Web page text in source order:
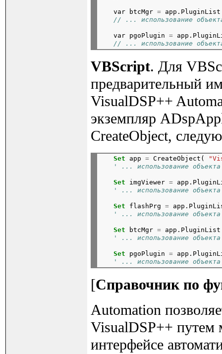
   var btcMgr
=
// ... использование
   var pgoPlugin
=
// ... использование
VBScript. Для
предварительный
VisualDSP++
экземпляр
CreateObject,
Set app = CreateObject(
' ... использование
Set imgViewer =
' ... использование
Set flashPrg =
' ... использование
Set btcMgr =
' ... использование
Set pgoPlugin =
' ... использование
[Справочник по
Automation
VisualDSP++ путем
интерфейсе